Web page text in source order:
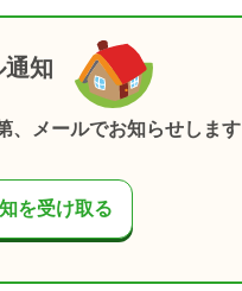
通知
、メールでお知らせします
を受け取る